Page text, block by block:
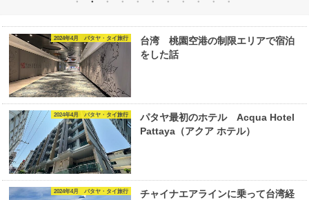
2024年4月 パタヤ・タイ旅行
台湾 桃園空港の制限エリアで宿泊
をした話
2024年4月 パタヤ・タイ旅行
パタヤ最初のホテル Acqua Hotel
Pattaya（アクア ホテル）
2024年4月 パタヤ・タイ旅行
チャイナエアラインに乗って台湾経